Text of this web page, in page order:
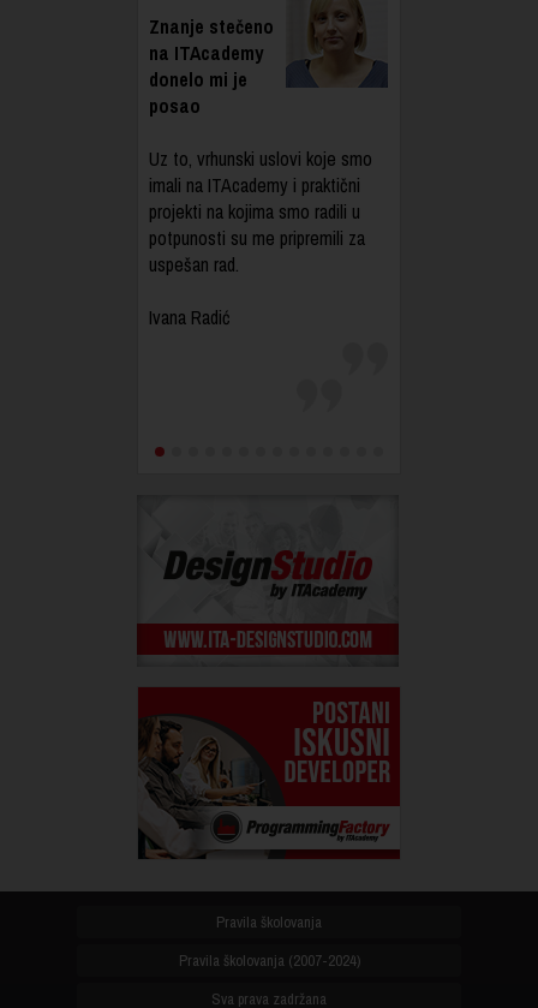
Znanje stečeno
na ITAcademy
donelo mi je
posao
Uz to, vrhunski uslovi koje smo
imali na ITAcademy i praktični
projekti na kojima smo radili u
potpunosti su me pripremili za
uspešan rad.
Ivana Radić
Pravila školovanja
Pravila školovanja (2007-2024)
Sva prava zadržana